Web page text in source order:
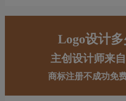
Logo设计多
主创设计师来
商标注册不成功免